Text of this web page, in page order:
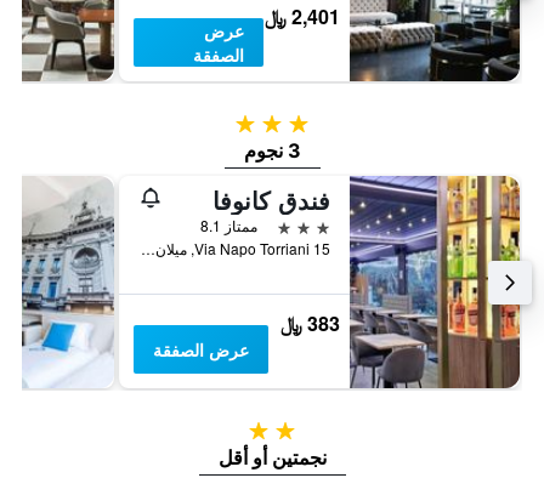
2,401 ﷼
عرض
الصفقة
3 نجوم
3 نجوم
فندق كانوفا
3 نجوم
ممتاز 8.1
Via Napo Torriani 15, ميلان, مقاطعة ميلانو, إيطاليا
383 ﷼
عرض الصفقة
2 نجمتين
نجمتين أو أقل